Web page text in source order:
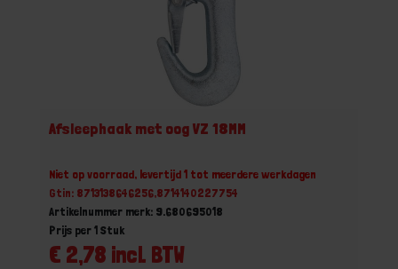
Afsleephaak met oog VZ 18MM
Niet op voorraad, levertijd 1 tot meerdere werkdagen
Gtin: 8713138646256,8714140227754
Artikelnummer merk: 9.680695018
€ 2,78 incl. BTW
Prijs per 1 Stuk